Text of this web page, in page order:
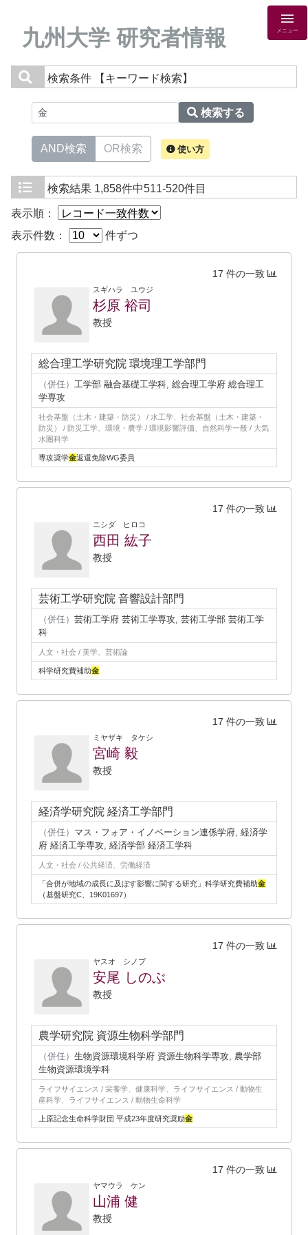
九州大学 研究者情報 メニュー
検索条件 【キーワード検索】
検索する
AND検索 OR検索 使い方
検索結果 1,858件中511-520件目
表示順：
表示件数：
件ずつ
17 件の一致
スギハラ ユウジ
杉原 裕司
教授
総合理工学研究院 環境理工学部門
（併任） 工学部 融合基礎工学科, 総合理工学府 総合理工
学専攻
社会基盤（土木・建築・防災） / 水工学、社会基盤（土木・建築・
防災） / 防災工学、環境・農学 / 環境影響評価、自然科学一般 / 大気
水圏科学
専攻奨学金返還免除WG委員
17 件の一致
ニシダ ヒロコ
西田 紘子
教授
芸術工学研究院 音響設計部門
（併任） 芸術工学府 芸術工学専攻, 芸術工学部 芸術工学
科
人文・社会 / 美学、芸術論
科学研究費補助金
17 件の一致
ミヤザキ タケシ
宮崎 毅
教授
経済学研究院 経済工学部門
（併任） マス・フォア・イノベーション連係学府, 経済学
府 経済工学専攻, 経済学部 経済工学科
人文・社会 / 公共経済、労働経済
「合併が地域の成長に及ぼす影響に関する研究」科学研究費補助金
（基盤研究C、19K01697）
17 件の一致
ヤスオ シノブ
安尾 しのぶ
教授
農学研究院 資源生物科学部門
（併任） 生物資源環境科学府 資源生物科学専攻, 農学部
生物資源環境学科
ライフサイエンス / 栄養学、健康科学、ライフサイエンス / 動物生
産科学、ライフサイエンス / 動物生命科学
上原記念生命科学財団 平成23年度研究奨励金
17 件の一致
ヤマウラ ケン
山浦 健
教授